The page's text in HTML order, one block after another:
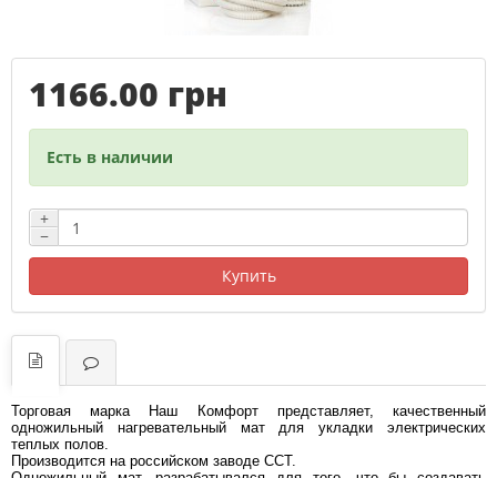
1166.00 грн
Есть в наличии
+
−
Купить
Торговая марка Наш Комфорт представляет, качественный
одножильный нагревательный мат для укладки электрических
теплых полов.
Производится на российском заводе ССТ.